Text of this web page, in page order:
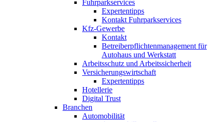
Fuhrparkservices
Expertentipps
Kontakt Fuhrparkservices
Kfz-Gewerbe
Kontakt
Betreiberpflichtenmanagement für
Autohaus und Werkstatt
Arbeitsschutz und Arbeitssicherheit
Versicherungswirtschaft
Expertentipps
Hotellerie
Digital Trust
Branchen
Automobilität